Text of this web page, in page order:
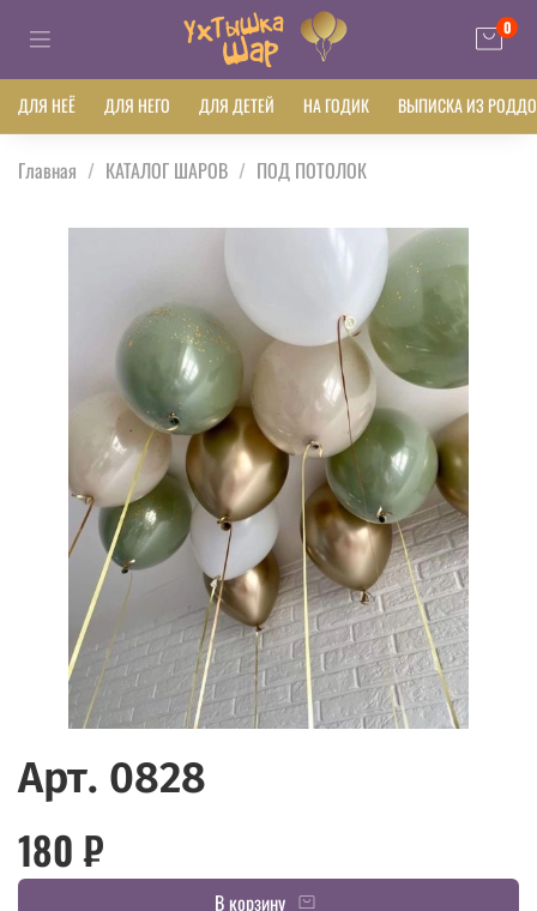
0
ДЛЯ НЕЁ ДЛЯ НЕГО ДЛЯ ДЕТЕЙ НА ГОДИК ВЫПИСКА ИЗ
Главная КАТАЛОГ ШАРОВ ПОД ПОТОЛОК
Арт. 0828
180 ₽
В корзину